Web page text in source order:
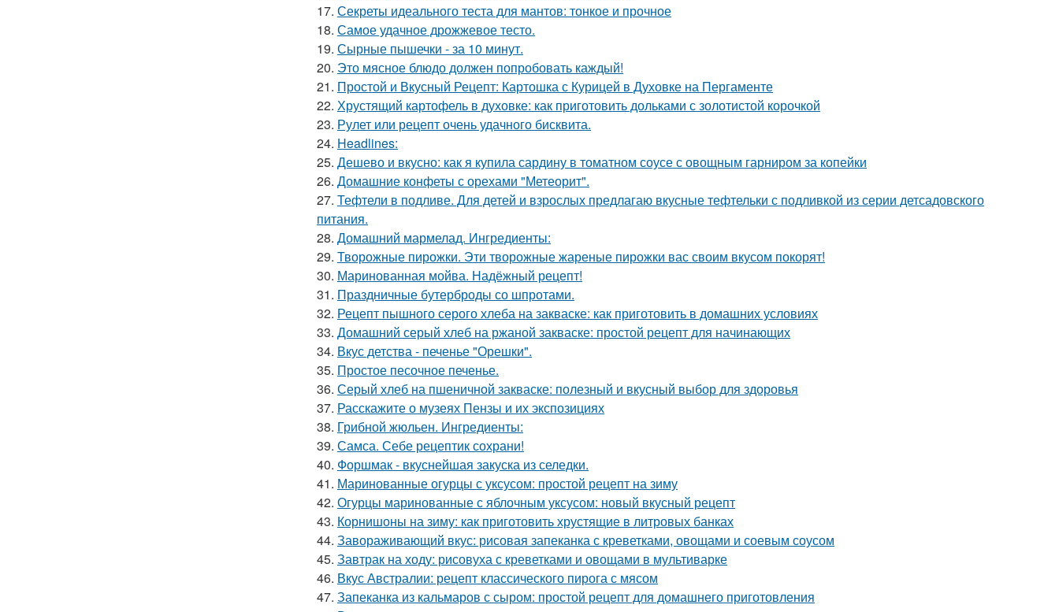
17. Секреты идеального теста для мантов: тонкое и прочное
18. Самое удачное дрожжевое тесто.
19. Сырные пышечки - за 10 минут.
20. Это мясное блюдо должен попробовать каждый!
21. Простой и Вкусный Рецепт: Картошка с Курицей в Духовке на Пергаменте
22. Хрустящий картофель в духовке: как приготовить дольками с золотистой корочкой
23. Рулет или рецепт очень удачного бисквита.
24. Headlines:
25. Дешево и вкусно: как я купила сардину в томатном соусе с овощным гарниром за копейки
26. Домашние конфеты с орехами "Метеорит".
27. Тефтели в подливе. Для детей и взрослых предлагаю вкусные тефтельки с подливкой из серии детсадовского
питания.
28. Домашний мармелад. Ингредиенты:
29. Творожные пирожки. Эти творожные жареные пирожки вас своим вкусом покорят!
30. Маринованная мойва. Надёжный рецепт!
31. Праздничные бутерброды со шпротами.
32. Рецепт пышного серого хлеба на закваске: как приготовить в домашних условиях
33. Домашний серый хлеб на ржаной закваске: простой рецепт для начинающих
34. Вкус детства - печенье "Орешки".
35. Простое песочное печенье.
36. Серый хлеб на пшеничной закваске: полезный и вкусный выбор для здоровья
37. Расскажите о музеях Пензы и их экспозициях
38. Грибной жюльен. Ингредиенты:
39. Самса. Себе рецептик сохрани!
40. Форшмак - вкуснейшая закуска из селедки.
41. Маринованные огурцы с уксусом: простой рецепт на зиму
42. Огурцы маринованные с яблочным уксусом: новый вкусный рецепт
43. Корнишоны на зиму: как приготовить хрустящие в литровых банках
44. Завораживающий вкус: рисовая запеканка с креветками, овощами и соевым соусом
45. Завтрак на ходу: рисовуха с креветками и овощами в мультиварке
46. Вкус Австралии: рецепт классического пирога с мясом
47. Запеканка из кальмаров с сыром: простой рецепт для домашнего приготовления